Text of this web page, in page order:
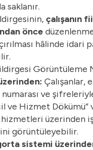
saklanır.
çalışanın
önce
hâlinde idari
Görüntüleme
Çalışanlar,
ve
ve Hizmet Dökümü”
hizmetleri üzerinden
görüntüleyebilir.
sistemi